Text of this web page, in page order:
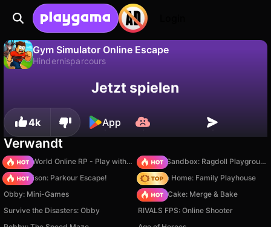
Gym Simulator Online Escape
Hindernisparcours
speichern!
Nein
Jetzt spielen
4k App
Verwandt
Sprunki World Online RP - Play with Friends!
Sprunki Sandbox: Ragdoll Playground Mode
Barry Prison: Parkour Escape!
My Town Home: Family Playhouse
Obby: Mini-Games
Piece of Cake: Merge & Bake
Survive the Disasters: Obby
RIVALS FPS: Online Shooter